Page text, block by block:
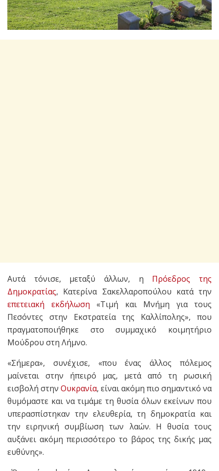
Αυτά τόνισε, μεταξύ άλλων, η Πρόεδρος της
Δημοκρατίας, Κατερίνα Σακελλαροπούλου κατά την
επετειακή εκδήλωση «Τιμή και Μνήμη για τους
Πεσόντες στην Εκστρατεία της Καλλίπολης», που
πραγματοποιήθηκε στο συμμαχικό κοιμητήριο
Μούδρου στη Λήμνο.
«Σήμερα», συνέχισε, «που ένας άλλος πόλεμος
μαίνεται στην ήπειρό μας, μετά από τη ρωσική
εισβολή στην Ουκρανία, είναι ακόμη πιο σημαντικό να
θυμόμαστε και να τιμάμε τη θυσία όλων εκείνων που
υπερασπίστηκαν την ελευθερία, τη δημοκρατία και
την ειρηνική συμβίωση των λαών. Η θυσία τους
αυξάνει ακόμη περισσότερο το βάρος της δικής μας
ευθύνης».